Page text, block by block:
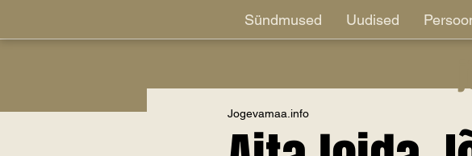
Sündmused Uudised
Jogevamaa.info